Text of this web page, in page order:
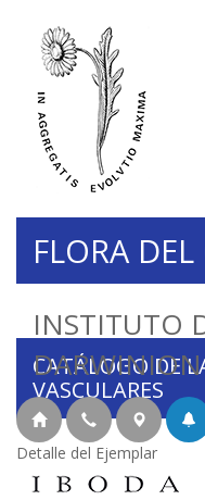
INSTITUTO
DARWINION
FLORA
CATÁLOGO DE
VASCULARES
Detalle del Ejemplar